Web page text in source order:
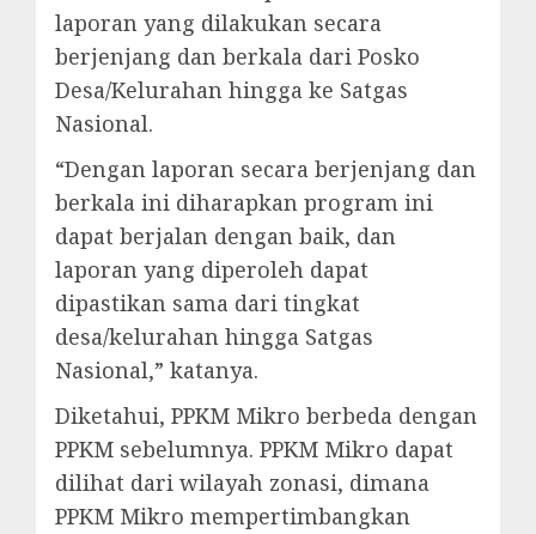
laporan yang dilakukan secara
berjenjang dan berkala dari Posko
Desa/Kelurahan hingga ke Satgas
Nasional.
“Dengan laporan secara berjenjang dan
berkala ini diharapkan program ini
dapat berjalan dengan baik, dan
laporan yang diperoleh dapat
dipastikan sama dari tingkat
desa/kelurahan hingga Satgas
Nasional,” katanya.
Diketahui, PPKM Mikro berbeda dengan
PPKM sebelumnya. PPKM Mikro dapat
dilihat dari wilayah zonasi, dimana
PPKM Mikro mempertimbangkan